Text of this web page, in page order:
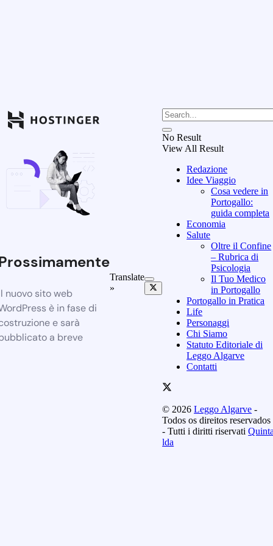
nuovo sito web
è in fase di
e sarà
a breve
Translate
»
No Result
View All Result
Redazione
Idee Viaggio
Cosa vedere in
Portogallo:
guida completa
Economia
Salute
Oltre il Confine
– Rubrica di
Psicologia
Il Tuo Medico
in Portogallo
Portogallo in Pratica
Life
Personaggi
Chi Siamo
Statuto Editoriale di
Leggo Algarve
Contatti
© 2026Leggo Algarve -
Todos os direitos reservados
- Tutti i diritti riservati
lda